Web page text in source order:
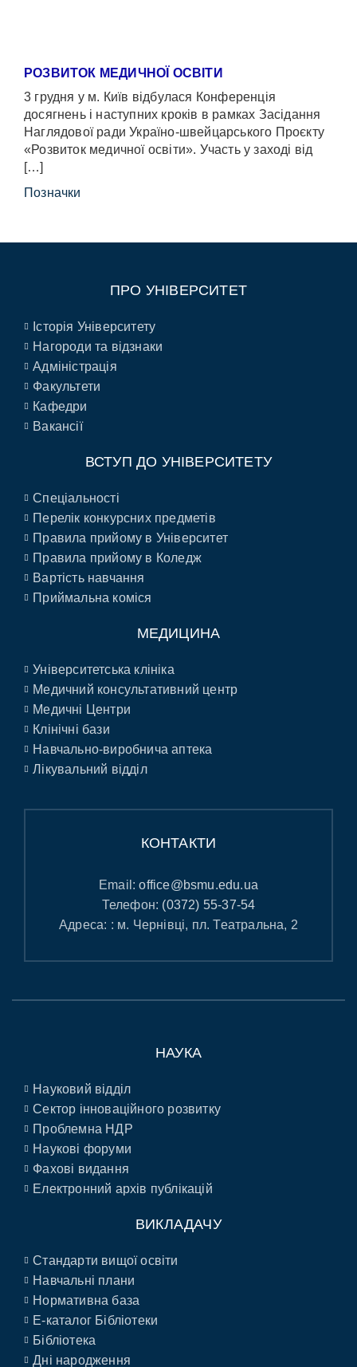
РОЗВИТОК МЕДИЧНОЇ ОСВІТИ
3 грудня у м. Київ відбулася Конференція
досягнень і наступних кроків в рамках Засідання
Наглядової ради Україно-швейцарського Проєкту
«Розвиток медичної освіти». Участь у заході від
[…]
Позначки
ПРО УНІВЕРСИТЕТ
Історія Університету
Нагороди та відзнаки
Адміністрація
Факультети
Кафедри
Вакансії
ВСТУП ДО УНІВЕРСИТЕТУ
Спеціальності
Перелік конкурсних предметів
Правила прийому в Університет
Правила прийому в Коледж
Вартість навчання
Приймальна коміся
МЕДИЦИНА
Університетська клініка
Медичний консультативний центр
Медичні Центри
Клінічні бази
Навчально-виробнича аптека
Лікувальний відділ
КОНТАКТИ
Email:office@bsmu.edu.ua
Телефон: (0372) 55-37-54
Адреса: : м. Чернівці, пл. Театральна, 2
НАУКА
Науковий відділ
Сектор інноваційного розвитку
Проблемна НДР
Наукові форуми
Фахові видання
Електронний архів публікацій
ВИКЛАДАЧУ
Стандарти вищої освіти
Навчальні плани
Нормативна база
E-каталог Бібліотеки
Бібліотека
Дні народження